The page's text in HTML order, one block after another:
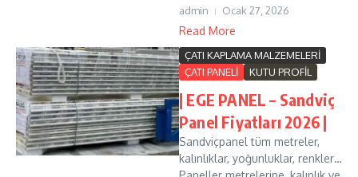
admin Ocak 27, 2026
Read More
ÇATI KAPLAMA MALZEMELERİ
ÇATI PANELİ
KUTU PROFİL
| EGE PANEL – Sandviç
Panel Fiyatları 2026 |
Sandviçpanel tüm metreler,
kalınlıklar, yoğunluklar, renkler…